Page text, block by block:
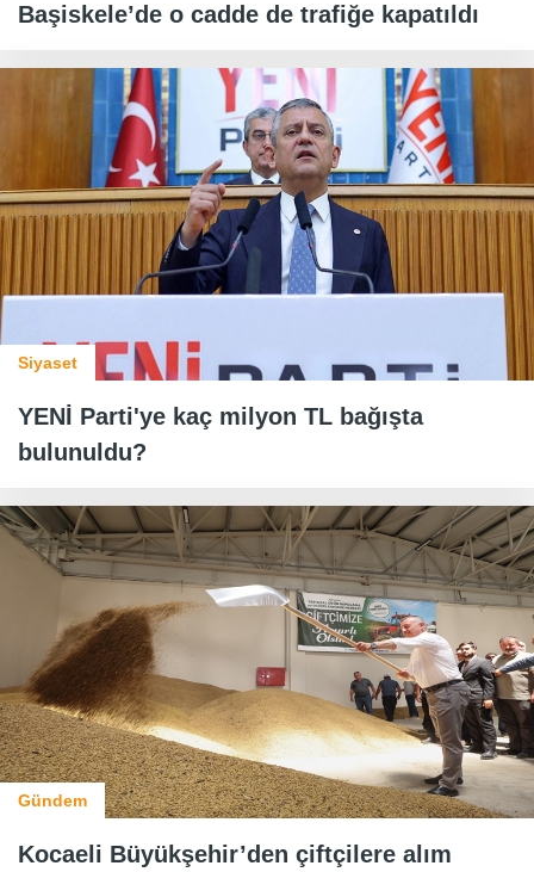
Başiskele’de o cadde de trafiğe kapatıldı
Siyaset
YENİ Parti'ye kaç milyon TL bağışta
bulunuldu?
Gündem
Kocaeli Büyükşehir’den çiftçilere alım